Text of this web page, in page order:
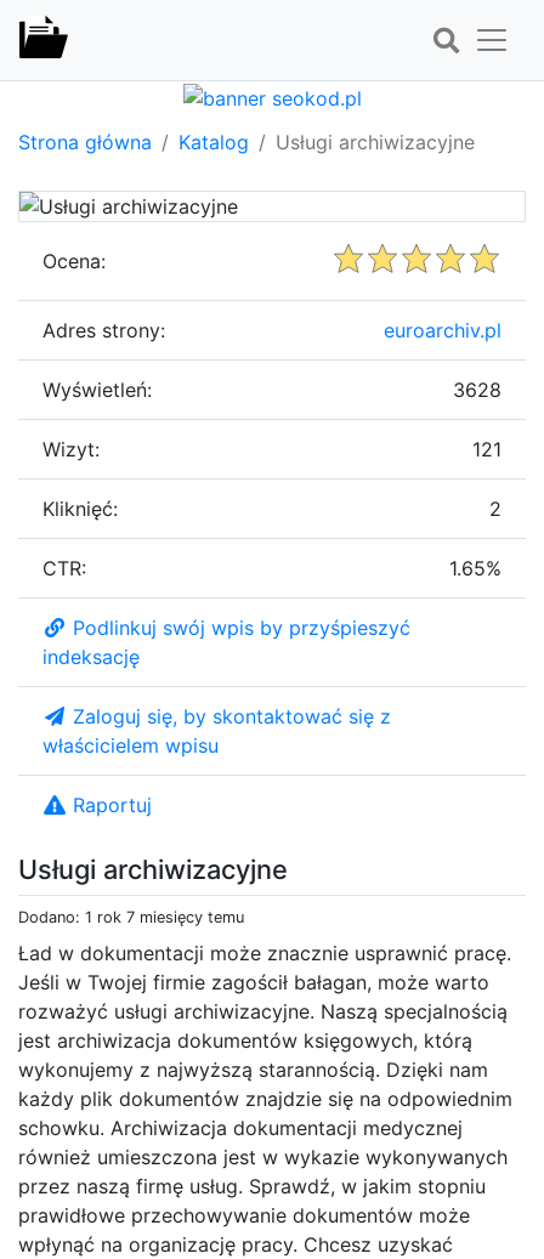
Strona główna Katalog Usługi archiwizacyjne
Usługi archiwizacyjne
Dodano: 1 rok 7 miesięcy temu
Ład w dokumentacji może znacznie usprawnić pracę.
Jeśli w Twojej firmie zagościł bałagan, może warto
rozważyć usługi archiwizacyjne. Naszą specjalnością
jest archiwizacja dokumentów księgowych, którą
wykonujemy z najwyższą starannością. Dzięki nam
każdy plik dokumentów znajdzie się na odpowiednim
schowku. Archiwizacja dokumentacji medycznej
również umieszczona jest w wykazie wykonywanych
przez naszą firmę usług. Sprawdź, w jakim stopniu
prawidłowe przechowywanie dokumentów może
wpłynąć na organizację pracy. Chcesz uzyskać
Ocena:
Adres strony: euroarchiv.pl
Wyświetleń: 3628
Wizyt: 121
Kliknięć: 2
CTR: 1.65%
Podlinkuj swój wpis by przyśpieszyć
indeksację
Zaloguj się, by skontaktować się z
właścicielem wpisu
Raportuj